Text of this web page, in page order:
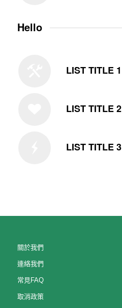
Hello
LIST TITLE 1
LIST TITLE 2
LIST TITLE 3
關於我們
連絡我們
常見FAQ
取消政策